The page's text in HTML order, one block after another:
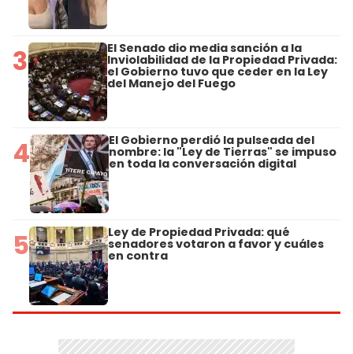
3 El Senado dio media sanción a la
Inviolabilidad de la Propiedad Privada:
el Gobierno tuvo que ceder en la Ley
del Manejo del Fuego
4 El Gobierno perdió la pulseada del
nombre: la "Ley de Tierras" se impuso
en toda la conversación digital
5 Ley de Propiedad Privada: qué
senadores votaron a favor y cuáles
en contra